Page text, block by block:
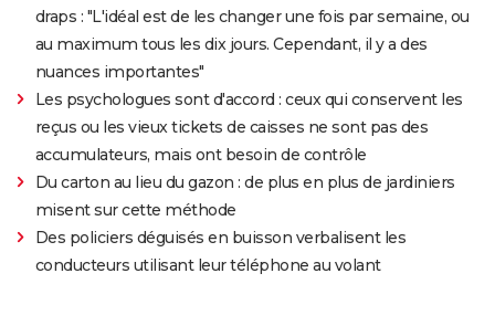
draps : "L'idéal est de les changer une fois par semaine, ou
au maximum tous les dix jours. Cependant, il y a des
nuances importantes"
Les psychologues sont d'accord : ceux qui conservent les
reçus ou les vieux tickets de caisses ne sont pas des
accumulateurs, mais ont besoin de contrôle
Du carton au lieu du gazon : de plus en plus de jardiniers
misent sur cette méthode
Des policiers déguisés en buisson verbalisent les
conducteurs utilisant leur téléphone au volant